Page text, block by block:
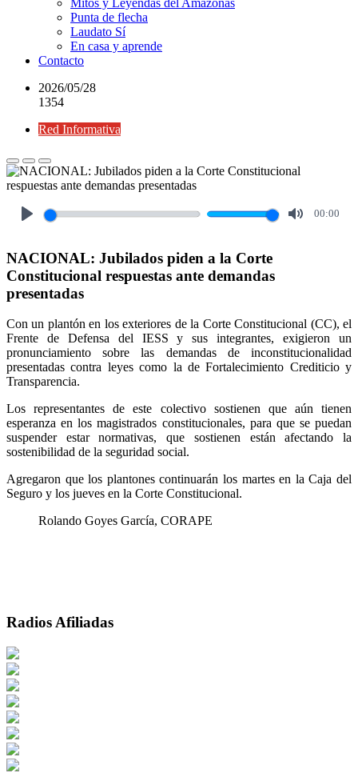
Mitos y Leyendas del Amazonas
Punta de flecha
Laudato Sí
En casa y aprende
Contacto
2026/05/28
1354
Red Informativa
00:00
NACIONAL: Jubilados piden a la Corte
Constitucional respuestas ante demandas
presentadas
Con un plantón en los exteriores de la Corte Constitucional (CC), el
Frente de Defensa del IESS y sus integrantes, exigieron un
pronunciamiento sobre las demandas de inconstitucionalidad
presentadas contra leyes como la de Fortalecimiento Crediticio y
Transparencia.
Los representantes de este colectivo sostienen que aún tienen
esperanza en los magistrados constitucionales, para que se puedan
suspender estar normativas, que sostienen están afectando la
sostenibilidad de la seguridad social.
Agregaron que los plantones continuarán los martes en la Caja del
Seguro y los jueves en la Corte Constitucional.
Rolando Goyes García, CORAPE
Radios Afiliadas